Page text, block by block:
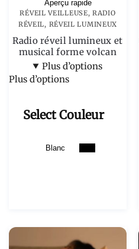
Aperçu rapide
RÉVEIL VEILLEUSE,RADIO
RÉVEIL, RÉVEIL LUMINEUX
Radio réveil lumineux et
musical forme volcan
Plus d’options
Plus d’options
Select Couleur
Blanc Noir